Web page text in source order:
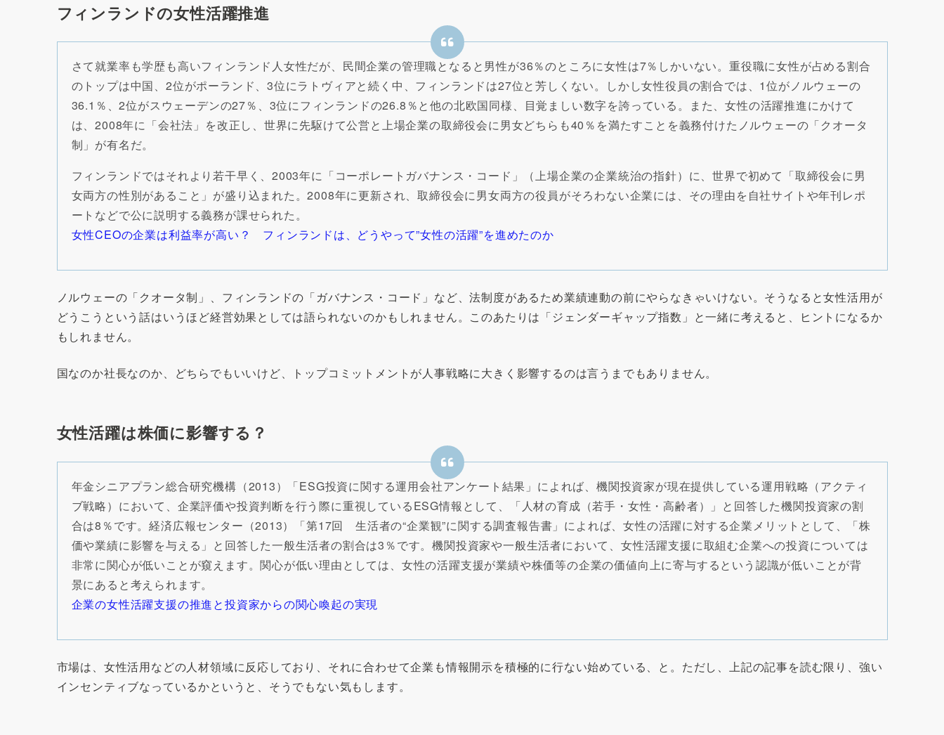
フィンランドの女性活躍推進
さて就業率も学歴も高いフィンランド人女性だが、民間企業の管理職となると男性が36％のところに女性は7％しかいない。重役職に女性が占める割合
のトップは中国、2位がポーランド、3位にラトヴィアと続く中、フィンランドは27位と芳しくない。しかし女性役員の割合では、1位がノルウェーの
36.1％、2位がスウェーデンの27％、3位にフィンランドの26.8％と他の北欧国同様、目覚ましい数字を誇っている。また、女性の活躍推進にかけて
は、2008年に「会社法」を改正し、世界に先駆けて公営と上場企業の取締役会に男女どちらも40％を満たすことを義務付けたノルウェーの「クオータ
制」が有名だ。
フィンランドではそれより若干早く、2003年に「コーポレートガバナンス・コード」（上場企業の企業統治の指針）に、世界で初めて「取締役会に男
女両方の性別があること」が盛り込まれた。2008年に更新され、取締役会に男女両方の役員がそろわない企業には、その理由を自社サイトや年刊レポ
ートなどで公に説明する義務が課せられた。
女性CEOの企業は利益率が高い？ フィンランドは、どうやって”女性の活躍”を進めたのか
ノルウェーの「クオータ制」、フィンランドの「ガバナンス・コード」など、法制度があるため業績連動の前にやらなきゃいけない。そうなると女性活用が
どうこうという話はいうほど経営効果としては語られないのかもしれません。このあたりは「ジェンダーギャップ指数」と一緒に考えると、ヒントになるか
もしれません。
国なのか社長なのか、どちらでもいいけど、トップコミットメントが人事戦略に大きく影響するのは言うまでもありません。
女性活躍は株価に影響する？
年金シニアプラン総合研究機構（2013）「ESG投資に関する運用会社アンケート結果」によれば、機関投資家が現在提供している運用戦略（アクティ
ブ戦略）において、企業評価や投資判断を行う際に重視しているESG情報として、「人材の育成（若手・女性・高齢者）」と回答した機関投資家の割
合は8％です。経済広報センター（2013）「第17回 生活者の“企業観”に関する調査報告書」によれば、女性の活躍に対する企業メリットとして、「株
価や業績に影響を与える」と回答した一般生活者の割合は3％です。機関投資家や一般生活者において、女性活躍支援に取組む企業への投資については
非常に関心が低いことが窺えます。関心が低い理由としては、女性の活躍支援が業績や株価等の企業の価値向上に寄与するという認識が低いことが背
景にあると考えられます。
企業の女性活躍支援の推進と投資家からの関心喚起の実現
市場は、女性活用などの人材領域に反応しており、それに合わせて企業も情報開示を積極的に行ない始めている、と。ただし、上記の記事を読む限り、強い
インセンティブなっているかというと、そうでもない気もします。